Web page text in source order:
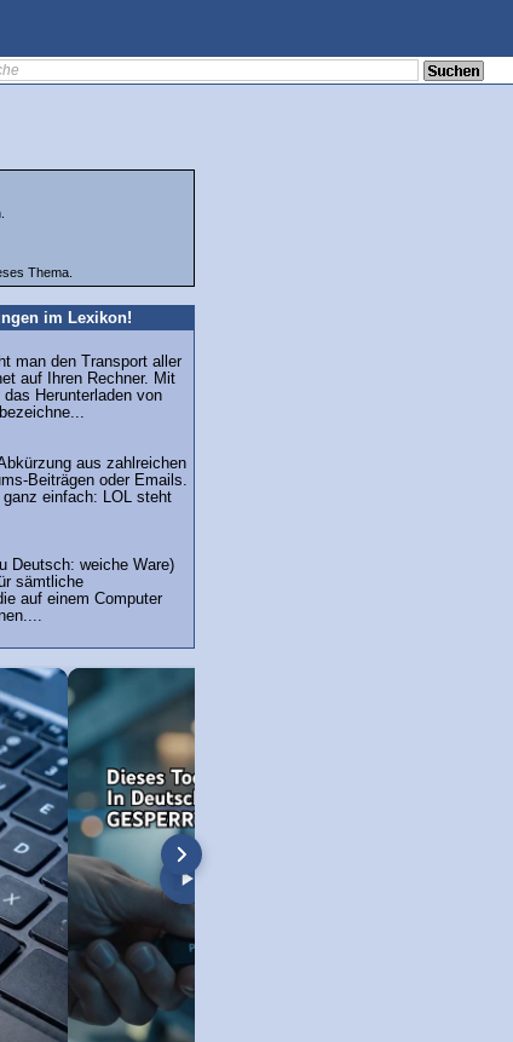
Thema.
im Lexikon!
man den Transport aller
auf Ihren Rechner. Mit
Herunterladen von
aus zahlreichen
Beiträgen oder Emails.
einfach: LOL steht
Deutsch: weiche Ware)
sämtliche
auf einem Computer